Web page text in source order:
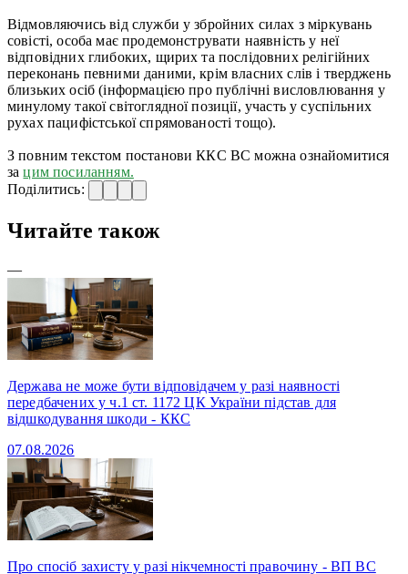
Відмовляючись від служби у збройних силах з міркувань
совісті, особа має продемонструвати наявність у неї
відповідних глибоких, щирих та послідовних релігійних
переконань певними даними, крім власних слів і тверджень
близьких осіб (інформацією про публічні висловлювання у
минулому такої світоглядної позиції, участь у суспільних
рухах пацифістської спрямованості тощо).
З повним текстом постанови ККС ВС можна ознайомитися
зацим посиланням.
Поділитись:
Читайте також
—
Держава не може бути відповідачем у разі наявності
передбачених у ч.1 ст. 1172 ЦК України підстав для
відшкодування шкоди - ККС
07.08.2026
Про спосіб захисту у разі нікчемності правочину - ВП ВС